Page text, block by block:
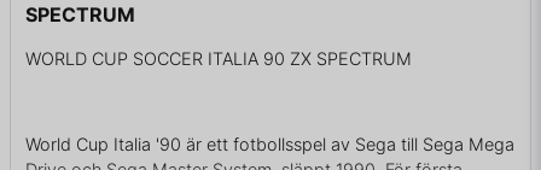
SPECTRUM
WORLD CUP SOCCER ITALIA 90 ZX SPECTRUM
World Cup Italia '90 är ett fotbollsspel av Sega till Sega Mega